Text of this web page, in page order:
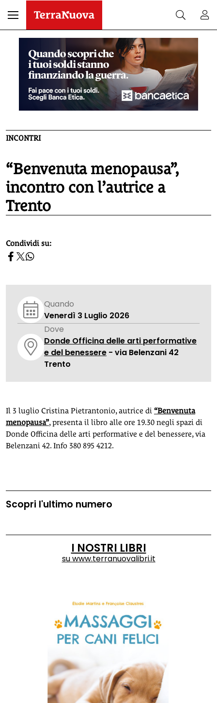
INCONTRI
“Benvenuta menopausa”,
incontro con l’autrice a
Trento
homepage h2
Condividi su:
Quando
Venerdì 3 Luglio 2026
Dove
Donde Officina delle arti performative
e del benessere - via Belenzani 42
Trento
Il 3 luglio Cristina Pietrantonio, autrice di “Benvenuta
menopausa”, presenta il libro alle ore 19.30 negli spazi di
Donde Officina delle arti performative e del benessere, via
Belenzani 42. Info 380 895 4212.
Scopri l'ultimo numero
I NOSTRI LIBRI
suwww.terranuovalibri.it